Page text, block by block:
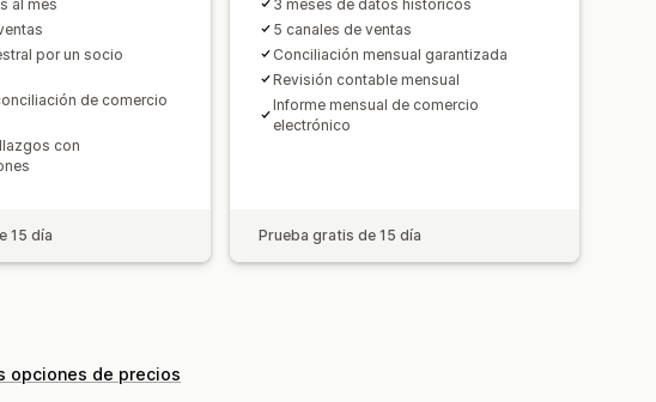
las ventas
Conciliación bancaria
al mes
por un socio
de comercio
con
15 día
3 meses de datos históricos
5 canales de ventas
Conciliación mensual garantizada
Revisión contable mensual
Informe mensual de comercio
electrónico
Prueba gratis de 15 día
opciones de precios